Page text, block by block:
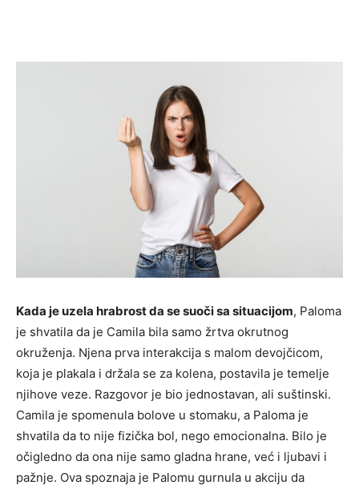
Kada je uzela hrabrost da se suoči sa situacijom, Paloma
je shvatila da je Camila bila samo žrtva okrutnog
okruženja. Njena prva interakcija s malom devojčicom,
koja je plakala i držala se za kolena, postavila je temelje
njihove veze. Razgovor je bio jednostavan, ali suštinski.
Camila je spomenula bolove u stomaku, a Paloma je
shvatila da to nije fizička bol, nego emocionalna. Bilo je
očigledno da ona nije samo gladna hrane, već i ljubavi i
pažnje. Ova spoznaja je Palomu gurnula u akciju da